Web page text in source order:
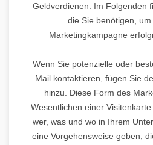
Geldverdienen. Im Folgenden
die Sie benötigen,
Marketingkampagne
Wenn Sie potenzielle oder
Mail kontaktieren, fügen Sie
hinzu. Diese Form des
Wesentlichen einer
wer, was und wo in Ihrem
eine Vorgehensweise geben,